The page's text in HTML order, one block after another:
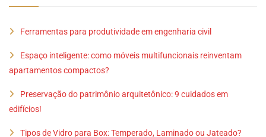
Ferramentas para produtividade em engenharia civil
Espaço inteligente: como móveis multifuncionais reinventam
apartamentos compactos?
Preservação do patrimônio arquitetônico: 9 cuidados em
edifícios!
Tipos de Vidro para Box: Temperado, Laminado ou Jateado?